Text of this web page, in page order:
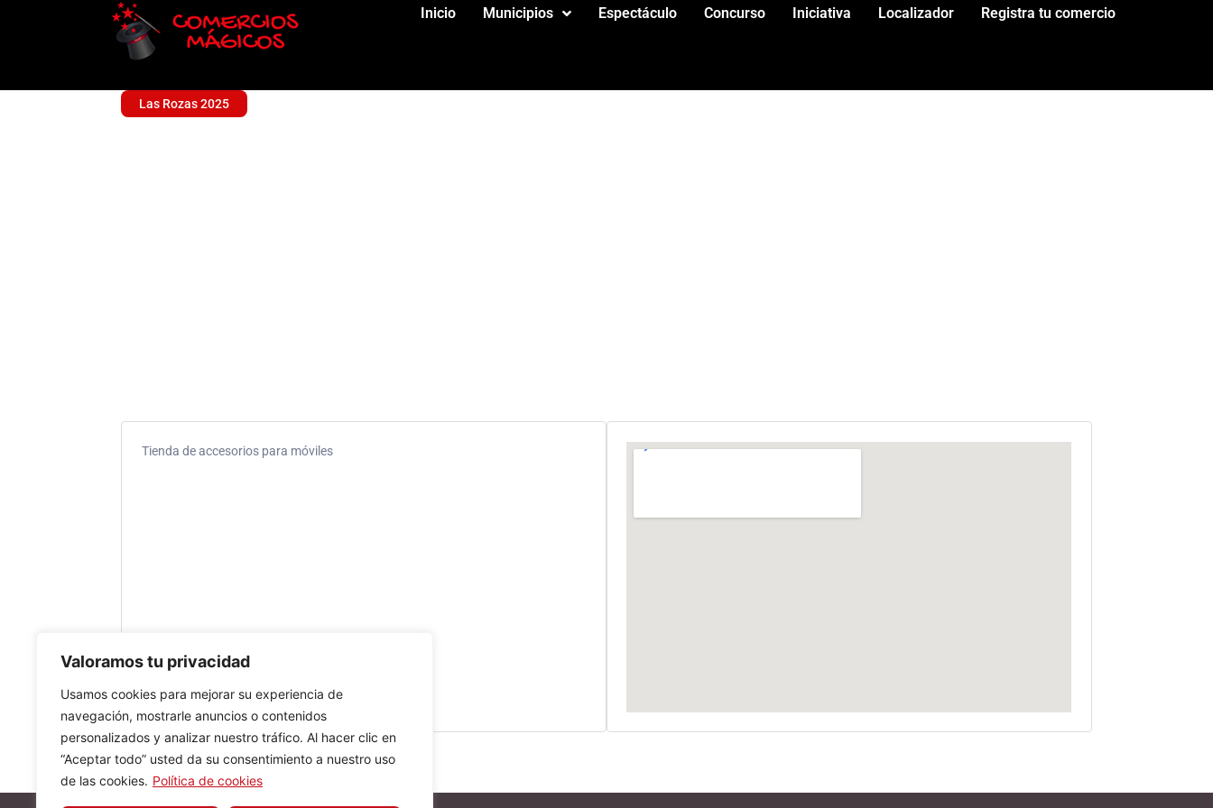
Valoramos tu privacidad
Usamos cookies para mejorar su experiencia de
navegación, mostrarle anuncios o contenidos
personalizados y analizar nuestro tráfico. Al hacer clic en
“Aceptar todo” usted da su consentimiento a nuestro uso
de las cookies. Política de cookies
Inicio Municipios Espectáculo Concurso Iniciativa Localizador Registra tu comercio
Las Rozas 2025
Tienda de accesorios para móviles